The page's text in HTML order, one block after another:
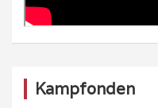
Kampfonden